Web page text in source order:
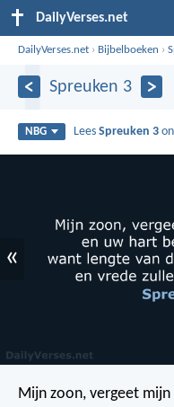
DailyVerses.net
DailyVerses.net › Bijbelboeken ›
Spreuken 3
NBG LeesSpreuken 3
«
Mijn zoon, vergeet